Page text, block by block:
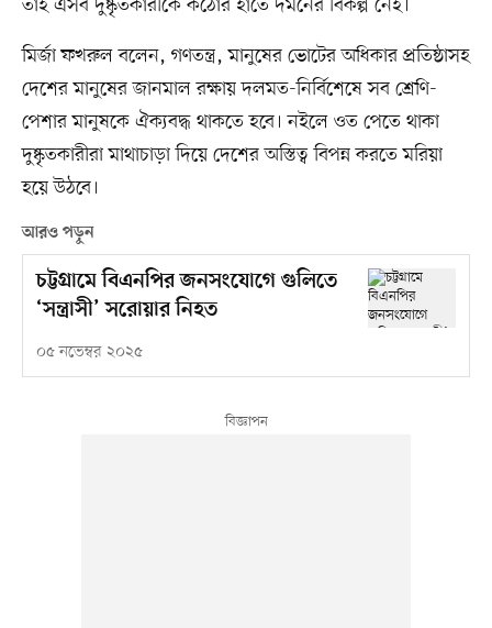
তাই এসব দুষ্কৃতকারীকে কঠোর হাতে দমনের বিকল্প নেই।
মির্জা ফখরুল বলেন, গণতন্ত্র, মানুষের ভোটের অধিকার প্রতিষ্ঠাসহ
দেশের মানুষের জানমাল রক্ষায় দলমত-নির্বিশেষে সব শ্রেণি-
পেশার মানুষকে ঐক্যবদ্ধ থাকতে হবে। নইলে ওত পেতে থাকা
দুষ্কৃতকারীরা মাথাচাড়া দিয়ে দেশের অস্তিত্ব বিপন্ন করতে মরিয়া
হয়ে উঠবে।
আরও পড়ুন
চট্টগ্রামে বিএনপির জনসংযোগে গুলিতে
‘সন্ত্রাসী’ সরোয়ার নিহত
০৫ নভেম্বর ২০২৫